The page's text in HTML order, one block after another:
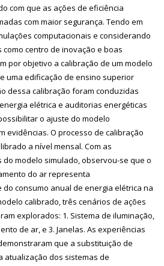
com que as ações de eficiência
com maior segurança. Tendo em
computacionais e considerando
centro de inovação e boas
por objetivo a calibração de um modelo
uma edificação de ensino superior
dessa calibração foram conduzidas
elétrica e auditorias energéticas
o ajuste do modelo
evidências. O processo de calibração
a nível mensal. Com as
modelo simulado, observou-se que o
do ar representa
consumo anual de energia elétrica na
calibrado, três cenários de ações
explorados: 1. Sistema de iluminação,
de ar, e 3. Janelas. As experiências
que a substituição de
atualização dos sistemas de